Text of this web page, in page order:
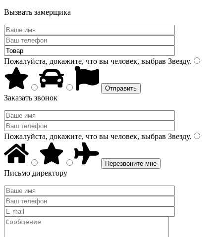
Вызвать замерщика
Пожалуйста, докажите, что вы человек, выбрав Звезду.
Заказать звонок
Пожалуйста, докажите, что вы человек, выбрав Звезду.
Письмо директору